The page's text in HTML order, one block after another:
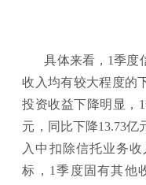
具体来看，1季度
收入均有较大程度的
投资收益下降明显，
元，同比下降13.73亿
入中扣除信托业务
标，1季度固有其他